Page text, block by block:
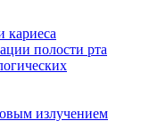
кариеса
полости рта
излучением